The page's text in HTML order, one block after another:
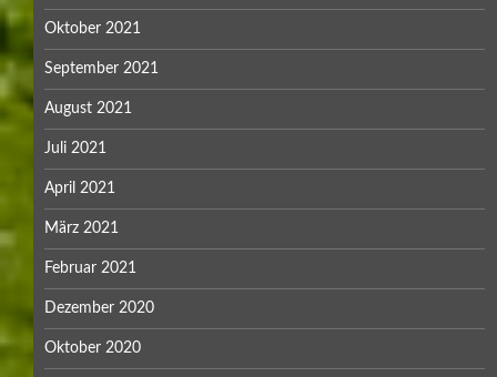
Oktober 2021
September 2021
August 2021
Juli 2021
April 2021
März 2021
Februar 2021
Dezember 2020
Oktober 2020